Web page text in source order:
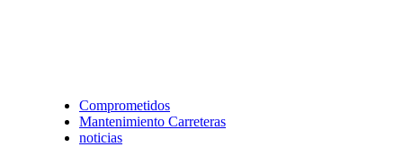
Comprometidos
Mantenimiento Carreteras
noticias